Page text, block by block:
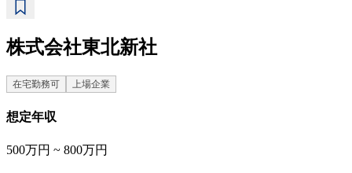
株式会社東北新社
在宅勤務可 上場企業
想定年収
500万円 ~ 800万円